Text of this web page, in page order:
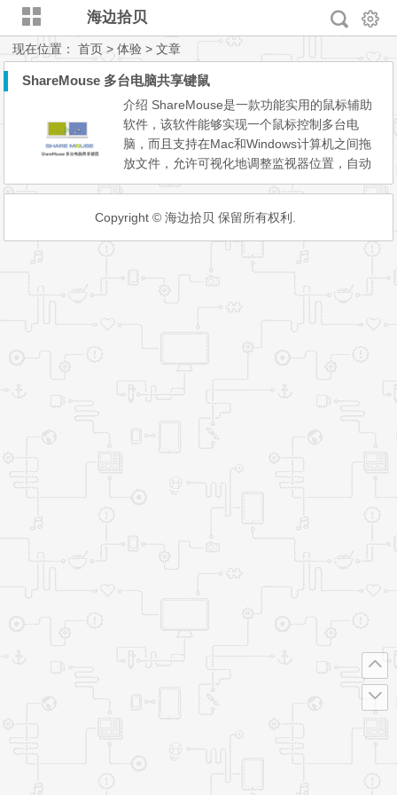
海边拾贝
现在位置：首页 > 体验 > 文章
ShareMouse 多台电脑共享键鼠
介绍 ShareMouse是一款功能实用的鼠标辅助
软件，该软件能够实现一个鼠标控制多台电
脑，而且支持在Mac和Windows计算机之间拖
放文件，允许可视化地调整监视器位置，自动
切换显示器布局，能防止在显示器边缘使用鼠
击下载体验。 下载地址： 123网盘：https://w
ww.123pan.com/s/ekeA-6Hg4.html 教程 如果
Copyright © 海边拾贝 保留所有权利.